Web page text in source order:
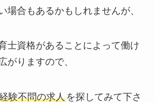
場合もあるかもしれませんが、
士資格があることによって働け
がりますので、
験不問の求人を探してみて下さ